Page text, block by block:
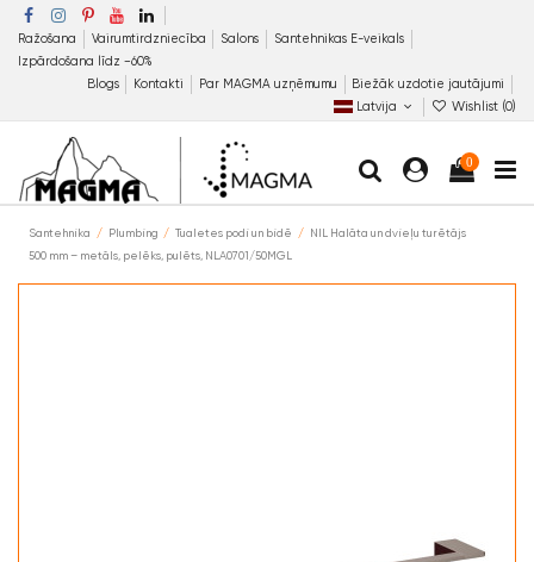
Ražošana Vairumtirdzniecība Salons
Santehnikas E-veikals
Izpārdošana līdz −60%
Blogs
Kontakti Par MAGMA uzņēmumu
Biežāk uzdotie jautājumi
Latvija
Wishlist (0)
0
Santehnika Plumbing Tualetes podi un bidē
NIL Halāta un dvieļu turētājs
500 mm – metāls, pelēks, pulēts, NLA0701/50MGL